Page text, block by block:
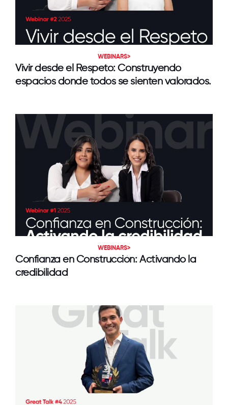
WEBINARS>
Vivir desde el Respeto: Construyendo
espacios donde todos se sienten valorados.
WEBINARS>
Confianza en Construcción: Activando la
credibilidad